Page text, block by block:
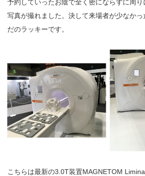
予約していったお陰で全く密にならずに周
写真が撮れました。決して来場者が少なかっ
だのラッキーです。
こちらは最新の3.0T装置MAGNETOM Limina